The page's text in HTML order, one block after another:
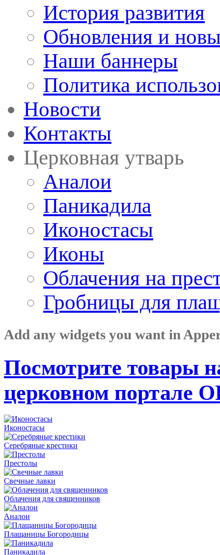
История развития
Обновления и
Наши баннеры
Политика
Новости
Контакты
Церковная утварь
Аналои
Паникадила
Иконостасы
Иконы
Облачения на
Гробницы для
Add any widgets you want in
Посмотрите товары
церковном портале
Иконостасы
Серебряные крестики
Престолы
Свечные лавки
Облачения для священников
Аналои
Плащаницы Богородицы
Паникадила